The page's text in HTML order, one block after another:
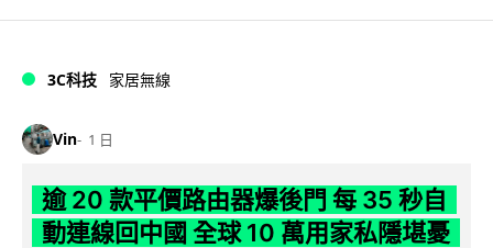
3C科技 家居無線
Vin 1 日
逾 20 款平價路由器爆後門 每 35 秒自
動連線回中國 全球 10 萬用家私隱堪憂